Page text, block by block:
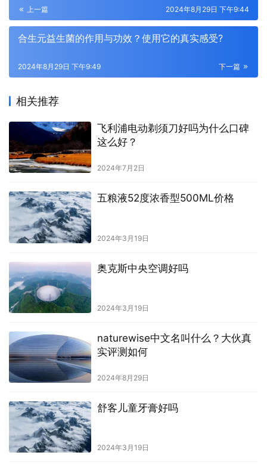
上一篇 2024年8月29日 下午9:44
合生元益生菌的作用与功效？使用它的真实感受?
下一篇
2024年8月29日 下午9:49
相关推荐
飞利浦电动剃须刀好吗为什么口碑
这么好？
2024年7月2日
五粮液52度浓香型500ML价格
2024年3月19日
奥克斯中央空调好吗
2024年3月19日
naturewise中文名叫什么？大伙真
实评测如何
2024年8月29日
舒客儿童牙膏好吗
2024年3月19日